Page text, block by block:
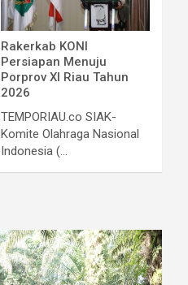
Rakerkab KONI
Persiapan Menuju
Porprov XI Riau Tahun
2026
TEMPORIAU.co SIAK-
Komite Olahraga Nasional
Indonesia (...